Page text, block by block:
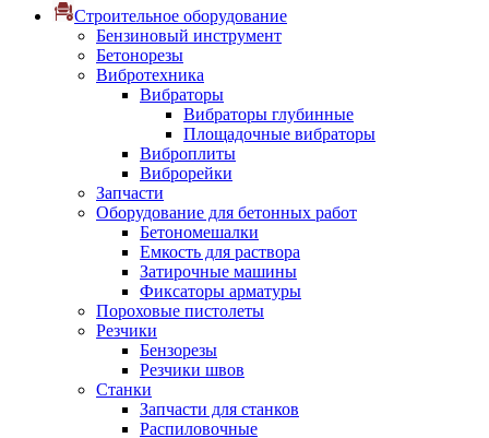
Строительное оборудование
Бензиновый инструмент
Бетонорезы
Вибротехника
Вибраторы
Вибраторы глубинные
Площадочные вибраторы
Виброплиты
Виброрейки
Запчасти
Оборудование для бетонных работ
Бетономешалки
Емкость для раствора
Затирочные машины
Фиксаторы арматуры
Пороховые пистолеты
Резчики
Бензорезы
Резчики швов
Станки
Запчасти для станков
Распиловочные